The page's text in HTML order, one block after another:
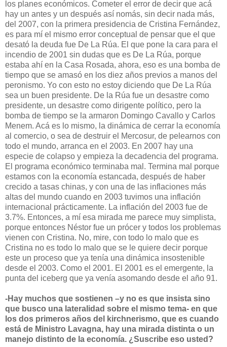
los planes económicos. Cometer el error de decir que acá
hay un antes y un después así nomás, sin decir nada más,
del 2007, con la primera presidencia de Cristina Fernández,
es para mí el mismo error conceptual de pensar que el que
desató la deuda fue De La Rúa. El que pone la cara para el
incendio de 2001 sin dudas que es De La Rúa, porque
estaba ahí en la Casa Rosada, ahora, eso es una bomba de
tiempo que se amasó en los diez años previos a manos del
peronismo. Yo con esto no estoy diciendo que De La Rúa
sea un buen presidente. De la Rúa fue un desastre como
presidente, un desastre como dirigente político, pero la
bomba de tiempo se la armaron Domingo Cavallo y Carlos
Menem. Acá es lo mismo, la dinámica de cerrar la economía
al comercio, o sea de destruir el Mercosur, de pelearnos con
todo el mundo, arranca en el 2003. En 2007 hay una
especie de colapso y empieza la decadencia del programa.
El programa económico terminaba mal. Termina mal porque
estamos con la economía estancada, después de haber
crecido a tasas chinas, y con una de las inflaciones más
altas del mundo cuando en 2003 tuvimos una inflación
internacional prácticamente. La inflación del 2003 fue de
3.7%. Entonces, a mí esa mirada me parece muy simplista,
porque entonces Néstor fue un prócer y todos los problemas
vienen con Cristina. No, mire, con todo lo malo que es
Cristina no es todo lo malo que se le quiere decir porque
este un proceso que ya tenía una dinámica insostenible
desde el 2003. Como el 2001. El 2001 es el emergente, la
punta del iceberg que ya venía asomando desde el año 91.
-Hay muchos que sostienen –y no es que insista sino
que busco una lateralidad sobre el mismo tema- en que
los dos primeros años del kirchnerismo, que es cuando
está de Ministro Lavagna, hay una mirada distinta o un
manejo distinto de la economía. ¿Suscribe eso usted?